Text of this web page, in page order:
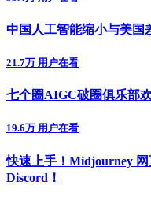
中国人工智能缩小与美国
21.7万 用户在看
七个圈AIGC破圈俱乐部
19.6万 用户在看
快速上手！Midjourney
Discord！